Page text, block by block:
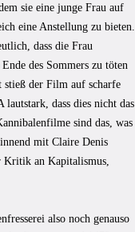
sie eine junge Frau auf
eine Anstellung zu bieten.
dass die Frau
des Sommers zu töten
stieß der Film auf scharfe
dass dies nicht das
sind das, was
mit Claire Denis
Kritik an Kapitalismus,
also noch genauso